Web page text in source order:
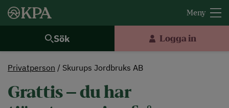
Sök Logga in
Privatperson Skurups Jordbruks AB
Grattis – du har